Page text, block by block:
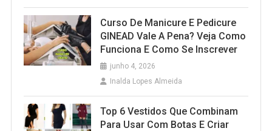
Curso De Manicure E Pedicure
GINEAD Vale A Pena? Veja Como
Funciona E Como Se Inscrever
junho 4, 2026
Inalda Lopes Almeida
Top 6 Vestidos Que Combinam
Para Usar Com Botas E Criar